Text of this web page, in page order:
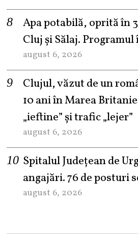
Apa potabilă, oprită în
Cluj și Sălaj.
august 6, 2026
Clujul, văzut de un
10 ani în Marea
„ieftine” și trafic „lejer”
august 6, 2026
Spitalul Județean de
angajări. 76 de posturi
august 6, 2026